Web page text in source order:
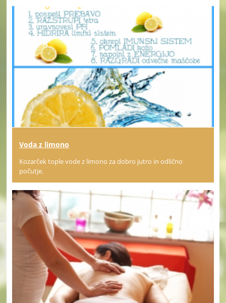
Voda z limono
Kozarček tople vode z limono za dobro jutro in odlično
počutje.